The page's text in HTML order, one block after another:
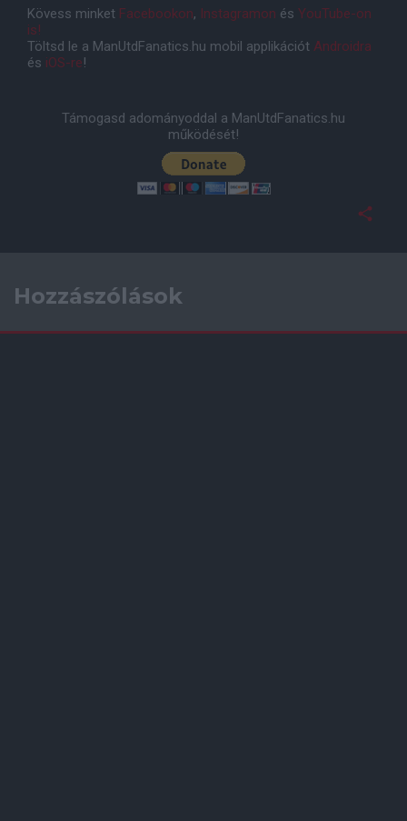
Kövess minket Facebookon, Instagramon és YouTube-on
is!
Töltsd le a ManUtdFanatics.hu mobil applikációt Androidra
és iOS-re!
Támogasd adományoddal a ManUtdFanatics.hu
működését!
Hozzászólások